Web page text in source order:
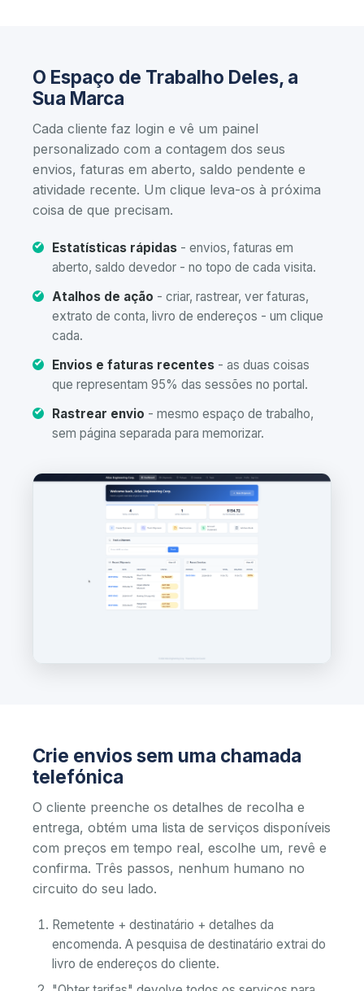
O Espaço de Trabalho Deles, a
Sua Marca
Cada cliente faz login e vê um painel
personalizado com a contagem dos seus
envios, faturas em aberto, saldo pendente e
atividade recente. Um clique leva-os à próxima
coisa de que precisam.
Estatísticas rápidas - envios, faturas em
aberto, saldo devedor - no topo de cada visita.
Atalhos de ação - criar, rastrear, ver faturas,
extrato de conta, livro de endereços - um clique
cada.
Envios e faturas recentes - as duas coisas
que representam 95% das sessões no portal.
Rastrear envio - mesmo espaço de trabalho,
sem página separada para memorizar.
Crie envios sem uma chamada
telefónica
O cliente preenche os detalhes de recolha e
entrega, obtém uma lista de serviços disponíveis
com preços em tempo real, escolhe um, revê e
confirma. Três passos, nenhum humano no
circuito do seu lado.
Remetente + destinatário + detalhes da
encomenda. A pesquisa de destinatário extrai do
livro de endereços do cliente.